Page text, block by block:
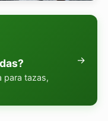
para tazas,
→